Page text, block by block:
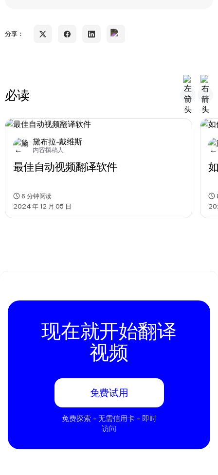
分享：
必读
黛布拉-戴维斯
内容撰稿人
最佳自动视频翻译软件
2024 年 12 月 05 日
6 分钟阅读
现在就开始翻译
视频
免费试用
免费探索 - 无需信用卡 - 即时
访问